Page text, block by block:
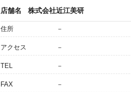
店舗名 株式会社近江美研
住所 －
アクセス －
TEL －
FAX －